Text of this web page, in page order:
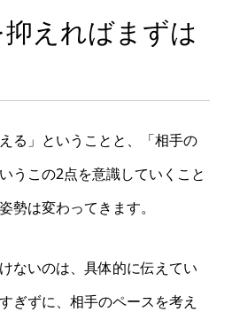
えればまずは
る」ということと、「相手の
うこの2点を意識していくこと
勢は変わってきます。
ないのは、具体的に伝えてい
ぎずに、相手のペースを考え